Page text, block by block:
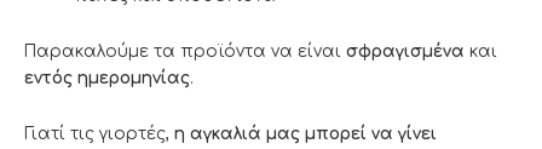
Παρακαλούμε τα προϊόντα να είναι σφραγισμένα και
εντός ημερομηνίας.
Γιατί τις γιορτές, η αγκαλιά μας μπορεί να γίνει